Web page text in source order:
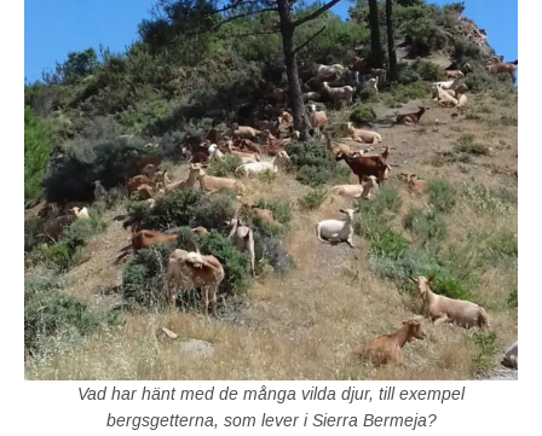
Vad har hänt med de många vilda djur, till exempel
bergsgetterna, som lever i Sierra Bermeja?